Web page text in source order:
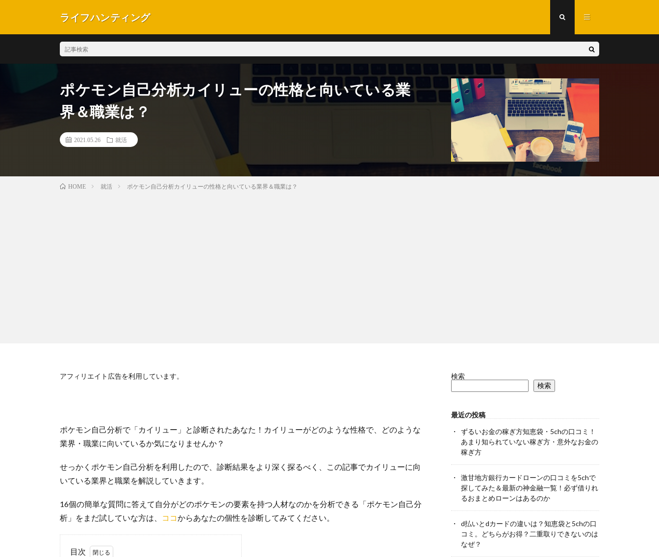
ライフハンティング
ポケモン自己分析カイリューの性格と向いている業
界＆職業は？
2021.05.26 就活
HOME 就活 ポケモン自己分析カイリューの性格と向いている業界＆職業は？
アフィリエイト広告を利用しています。
ポケモン自己分析で「カイリュー」と診断されたあなた！カイリューがどのような性格で、どのような
業界・職業に向いているか気になりませんか？
せっかくポケモン自己分析を利用したので、診断結果をより深く探るべく、この記事でカイリューに向
いている業界と職業を解説していきます。
16個の簡単な質問に答えて自分がどのポケモンの要素を持つ人材なのかを分析できる「ポケモン自己分
析」をまだ試していな方は、
ココからあなたの個性を診断してみてください。
目次
検索
検索
最近の投稿
ずるいお金の稼ぎ方知恵袋・5chの口コミ！
あまり知られていない稼ぎ方・意外なお金の
稼ぎ方
激甘地方銀行カードローンの口コミを5chで
探してみた＆最新の神金融一覧！必ず借りれ
るおまとめローンはあるのか
d払いとdカードの違いは？知恵袋と5chの口
コミ。どちらがお得？二重取りできないのは
なぜ？